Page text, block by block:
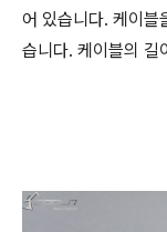
어 있습니다. 케이블
습니다. 케이블의 길